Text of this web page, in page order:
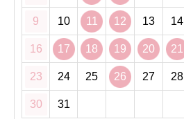
9 10 11 12 13 14
16 17 18 19 20 21
23 24 25 26 27 28
30 31